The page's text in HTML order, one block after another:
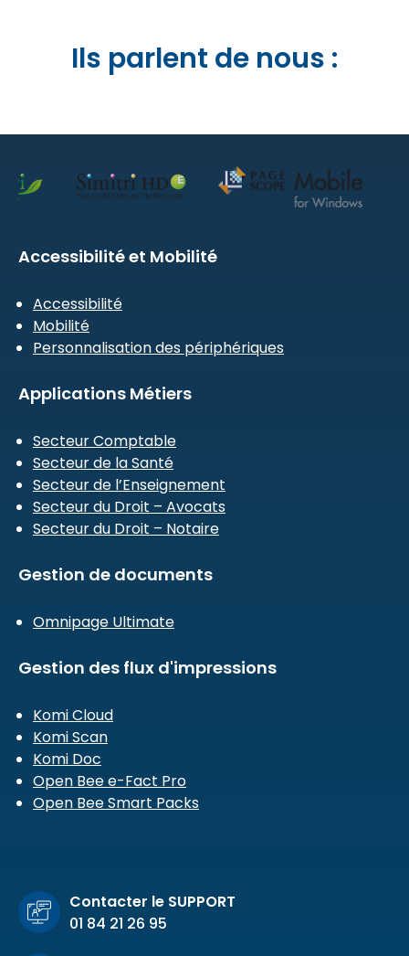
Ils parlent de nous :
Accessibilité et Mobilité
Accessibilité
Mobilité
Personnalisation des périphériques
Applications Métiers
Secteur Comptable
Secteur de la Santé
Secteur de l’Enseignement
Secteur du Droit – Avocats
Secteur du Droit – Notaire
Gestion de documents
Omnipage Ultimate
Gestion des flux d'impressions
Komi Cloud
Komi Scan
Komi Doc
Open Bee e-Fact Pro
Open Bee Smart Packs
Contacter le SUPPORT
01 84 21 26 95